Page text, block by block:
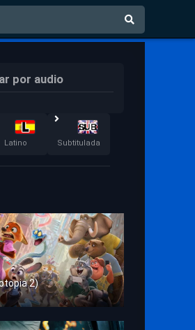
por audio
Latino Subtitulada
2)